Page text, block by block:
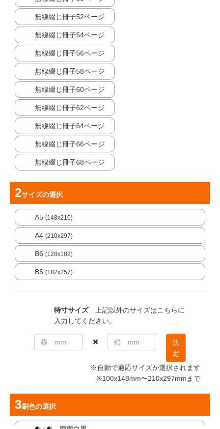
無線綴じ冊子52ページ
無線綴じ冊子54ページ
無線綴じ冊子56ページ
無線綴じ冊子58ページ
無線綴じ冊子60ページ
無線綴じ冊子62ページ
無線綴じ冊子64ページ
無線綴じ冊子66ページ
無線綴じ冊子68ページ
サイズの選択
A5 (148x210)
A4 (210x297)
B6 (128x182)
B5 (182x257)
特寸サイズ上記以外のサイズはこちらに
入力してください。
決
定
※自動で適応サイズが選択されます
※100x148mm〜210x297mmまで
刷色の選択